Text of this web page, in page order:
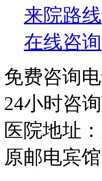
来院路线
在线咨询
免费咨询
24小时咨
医院地址
原邮电宾馆